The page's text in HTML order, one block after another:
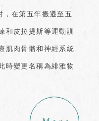
，在第五年搬遷至五
和皮拉提斯等運動訓
肌肉骨骼和神經系統
時變更名稱為緋雅物